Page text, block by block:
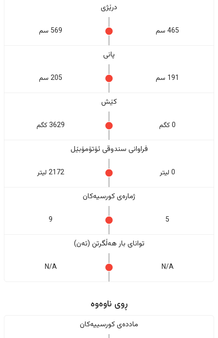
درێژی
465 سم 569 سم
پانی
191 سم 205 سم
کێش
0 کگم 3629 کگم
فراوانی سندوقی ئۆتۆمۆبێل
0 لیتر 2172 لیتر
ژمارەی کورسیەکان
5
9
تواناى بار هەڵگرتن (تەن)
N/A
N/A
ڕوی ناوەوە
ماددەی کورسییەکان